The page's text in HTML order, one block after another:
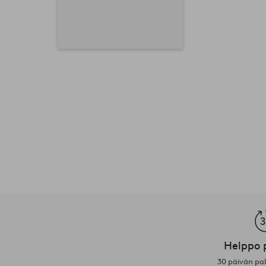
Helppo
30 päivän